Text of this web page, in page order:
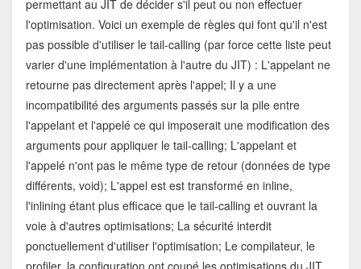
permettant au JIT de décider s'il peut ou non effectuer
l'optimisation. Voici un exemple de règles qui font qu'il n'est
pas possible d'utiliser le tail-calling (par force cette liste peut
varier d'une implémentation à l'autre du JIT) : L'appelant ne
retourne pas directement après l'appel; Il y a une
incompatibilité des arguments passés sur la pile entre
l'appelant et l'appelé ce qui imposerait une modification des
arguments pour appliquer le tail-calling; L'appelant et
l'appelé n'ont pas le même type de retour (données de type
différents, void); L'appel est est transformé en inline,
l'inlining étant plus efficace que le tail-calling et ouvrant la
voie à d'autres optimisations; La sécurité interdit
ponctuellement d'utiliser l'optimisation; Le compilateur, le
profiler, la configuration ont coupé les optimisations du JIT.